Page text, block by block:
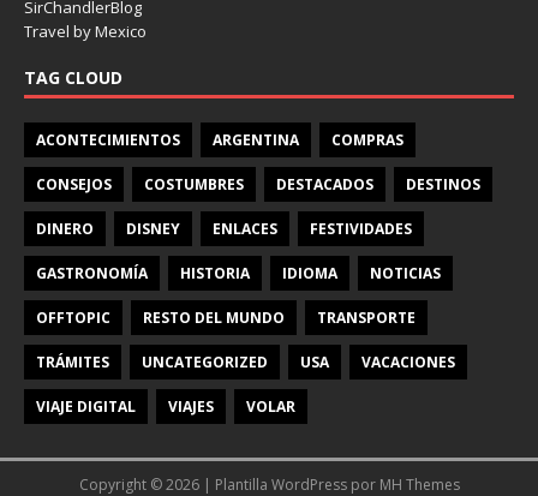
SirChandlerBlog
Travel by Mexico
TAG CLOUD
ACONTECIMIENTOS ARGENTINA COMPRAS
CONSEJOS COSTUMBRES DESTACADOS DESTINOS
DINERO DISNEY ENLACES FESTIVIDADES
GASTRONOMÍA HISTORIA IDIOMA NOTICIAS
OFFTOPIC RESTO DEL MUNDO TRANSPORTE
TRÁMITES UNCATEGORIZED USA VACACIONES
VIAJE DIGITAL VIAJES VOLAR
Copyright © 2026 | Plantilla WordPress por MH Themes